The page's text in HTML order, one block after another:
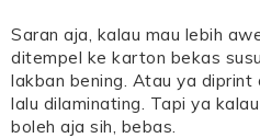
Saran aja, kalau mau lebih
ditempel ke karton bekas
lakban bening. Atau ya
lalu dilaminating. Tapi ya
boleh aja sih, bebas.